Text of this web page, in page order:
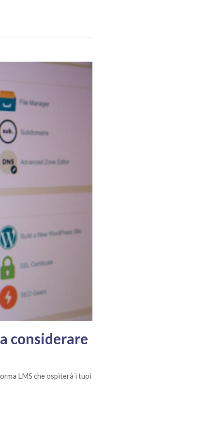
considerare
LMS che ospiterà i tuoi